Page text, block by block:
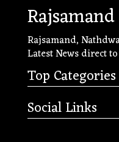
Rajsamand,
Latest News direct
Top Categories
Social Links